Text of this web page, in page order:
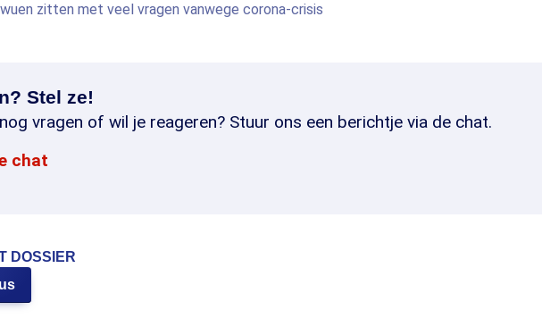
zitten met veel vragen vanwege corona-crisis
Stel ze!
vragen of wil je reageren? Stuur ons een berichtje via de chat.
chat
DOSSIER